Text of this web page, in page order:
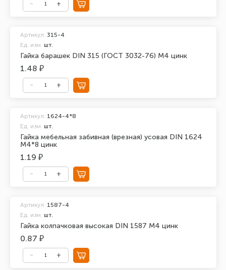
Гайка барашек DIN 315 (ГОСТ 3032-76) М4 цинк
Артикул: 315-4
Ед. изм. шт.
1.48 ₽
Гайка мебельная забивная (врезная) усовая DIN 1624
М4*8 цинк
Артикул: 1624-4*8
Ед. изм. шт.
1.19 ₽
Гайка колпачковая высокая DIN 1587 М4 цинк
Артикул: 1587-4
Ед. изм. шт.
0.87 ₽